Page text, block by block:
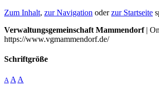
Zum Inhalt, zur Navigation oderzur Startseite
Verwaltungsgemeinschaft Mammendorf|
https://www.vgmammendorf.de/
Schriftgröße
A A A